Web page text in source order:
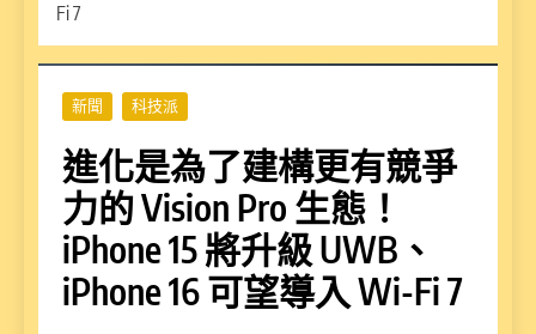
Fi 7
新聞 科技派
進化是為了建構更有競爭
力的 Vision Pro 生態！
iPhone 15 將升級 UWB、
iPhone 16 可望導入 Wi-Fi 7